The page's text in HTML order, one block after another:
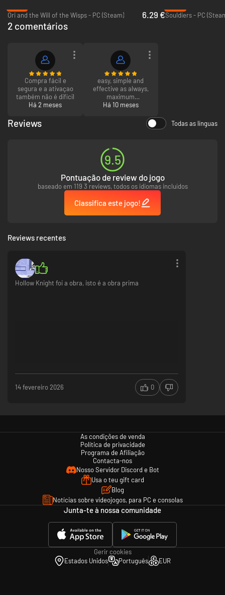
Ori and the Will of the Wisps - PC (Steam)
6.29 €Souldiers - PC
2 comentários
Compra fácil e
segura e a ativaçao
também não é difícil
Há 2 meses
easy, simple and
effective as always,
maximum
confidence
Há 10 meses
Reviews Todas as línguas
9.5
Pontuação de review do jogo
baseado em 119 3 reviews, todos os idiomas incluídos
Classifica este jogo!
Reviews recentes
Hollow Knight foi a obra, isto é a obra prima
14 fevereiro 2026 0
As condições de venda
Política de privacidade
Programa de Afiliação
Contacta-nos
Nosso Servidor Discord e Bot
Usa o teu gift card
Blog
Notícias sobre videojogos, para PC e consolas
Junta-te à nossa comunidade
Gerir cookies
Estados Unidos
Português EUR